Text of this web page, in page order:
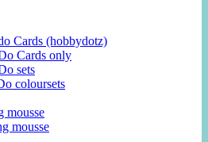
Cards (hobbydotz)
Cards only
sets
coloursets
mousse
mousse